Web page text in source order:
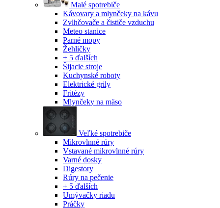
Malé spotrebiče
Kávovary a mlynčeky na kávu
Zvlhčovače a čističe vzduchu
Meteo stanice
Parné mopy
Žehličky
+ 5 ďalších
Šijacie stroje
Kuchynské roboty
Elektrické grily
Fritézy
Mlynčeky na mäso
Veľké spotrebiče
Mikrovlnné rúry
Vstavané mikrovlnné rúry
Varné dosky
Digestory
Rúry na pečenie
+ 5 ďalších
Umývačky riadu
Práčky